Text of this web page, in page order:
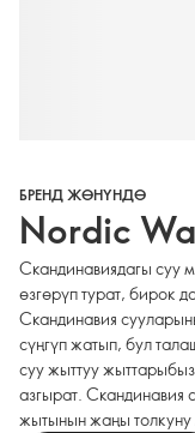
БРЕНД ЖӨНҮНДӨ
Nordic
Скандинавиядагы суу
өзгөрүп турат, бирок
Скандинавия
сүңгүп жатып, бул
суу жыттуу
азгырат. Скандинавия
жытынын жаңы